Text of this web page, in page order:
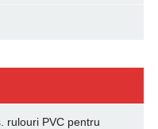
rulouri PVC pentru